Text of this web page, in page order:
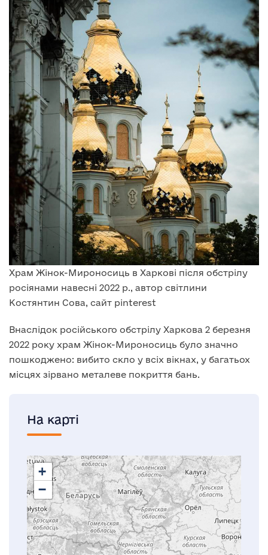
Храм Жінок-Мироносиць в Харкові після обстрілу
росіянами навесні 2022 р., автор світлини
Костянтин Сова, сайт pinterest
Внаслідок російського обстрілу Харкова 2 березня
2022 року храм Жінок-Мироносиць було значно
пошкоджено: вибито скло у всіх вікнах, у багатьох
місцях зірвано металеве покриття бань.
На карті
+
−